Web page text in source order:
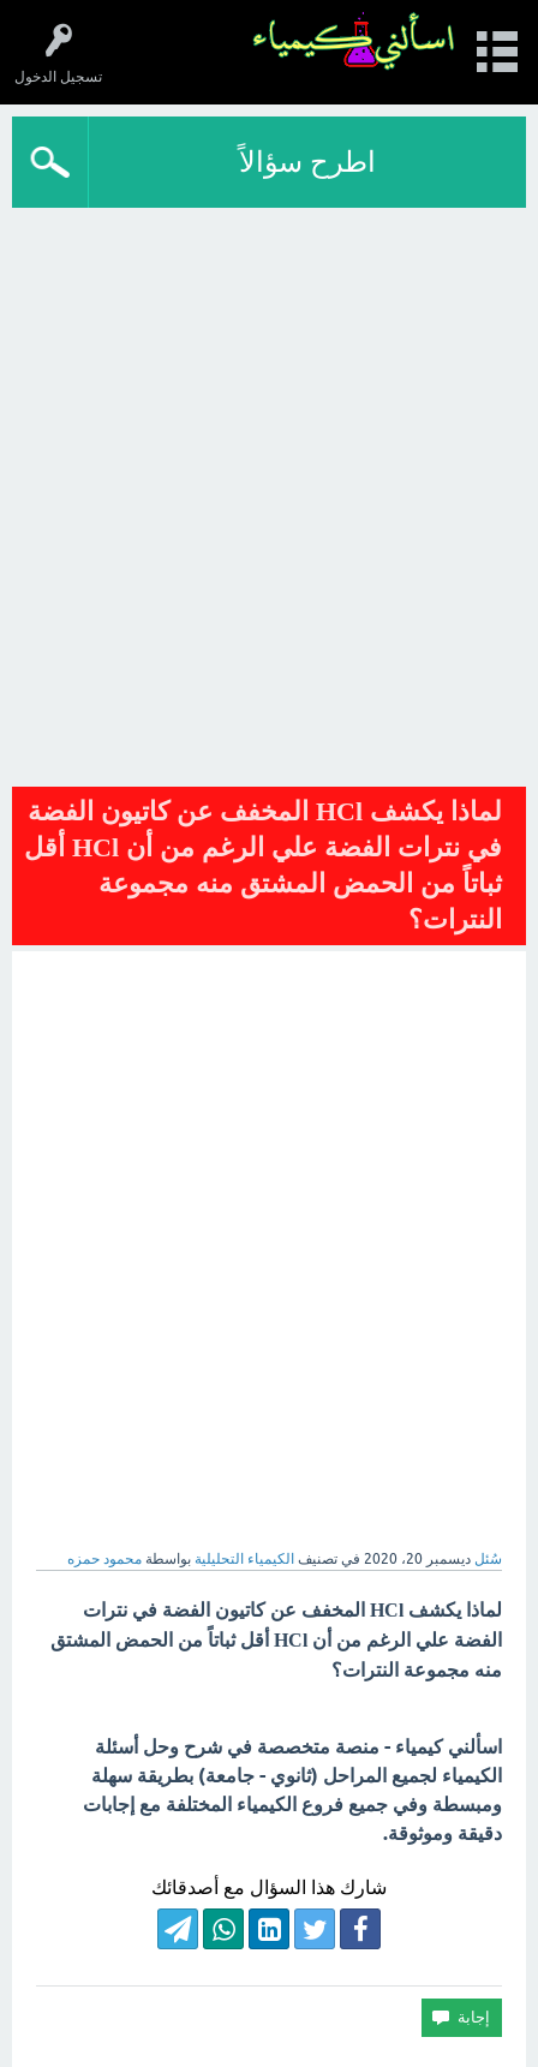
تسجيل الدخول
اطرح سؤالاً
لماذا يكشف HCl المخفف عن كاتيون الفضة
في نترات الفضة علي الرغم من أن HCl أقل
ثباتاً من الحمض المشتق منه مجموعة
النترات؟
سُئل ديسمبر 20، 2020 في تصنيف الكيمياء التحليلية بواسطة محمود حمزه
لماذا يكشف HCl المخفف عن كاتيون الفضة في نترات
الفضة علي الرغم من أن HCl أقل ثباتاً من الحمض المشتق
منه مجموعة النترات؟
اسألني كيمياء - منصة متخصصة في شرح وحل أسئلة
الكيمياء لجميع المراحل (ثانوي - جامعة) بطريقة سهلة
ومبسطة وفي جميع فروع الكيمياء المختلفة مع إجابات
دقيقة وموثوقة.
شارك هذا السؤال مع أصدقائك